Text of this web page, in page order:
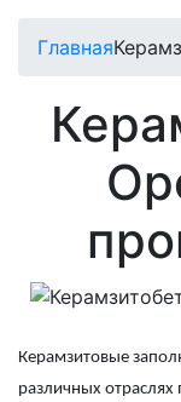
Главная
Керамзитовые
различных